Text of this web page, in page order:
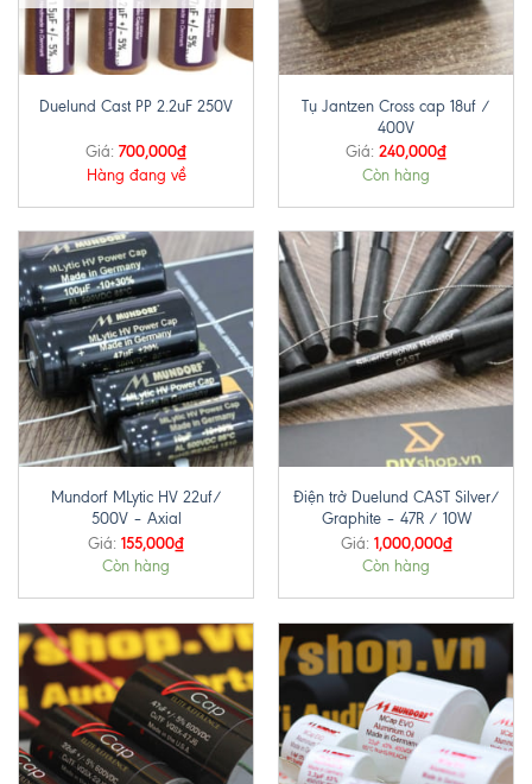
Duelund Cast PP 2.2uF 250V
Giá: 700,000₫
Hàng đang về
Tụ Jantzen Cross cap 18uf /
400V
Giá: 240,000₫
Còn hàng
Mundorf MLytic HV 22uf/
500V – Axial
Giá: 155,000₫
Còn hàng
Điện trở Duelund CAST Silver/
Graphite – 47R / 10W
Giá: 1,000,000₫
Còn hàng